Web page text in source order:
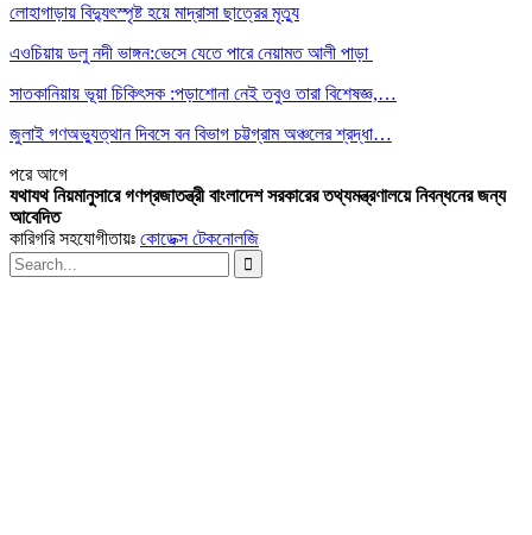
লোহাগাড়ায় বিদ্যুৎস্পৃষ্ট হয়ে মাদ্রাসা ছাত্রের মৃত্যু
এওচিয়ায় ডলু নদী ভাঙ্গন:ভেসে যেতে পারে নেয়ামত আলী পাড়া
সাতকানিয়ায় ভূয়া চিকিৎসক :পড়াশোনা নেই তবুও তারা বিশেষজ্ঞ,…
জুলাই গণঅভ্যুত্থান দিবসে বন বিভাগ চট্টগ্রাম অঞ্চলের শ্রদ্ধা…
পরেআগে
যথাযথ নিয়মানুসারে গণপ্রজাতন্ত্রী বাংলাদেশ সরকারের তথ্যমন্ত্রণালয়ে নিবন্ধনের জন্য
আবেদিত
কারিগরি সহযোগীতায়ঃ কোডেক্স টেকনোলজি